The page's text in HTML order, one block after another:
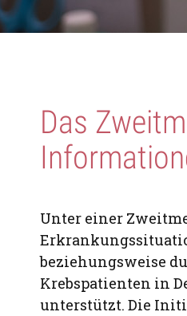
Das
Unter einer
beziehungsweise
Krebspatienten in
unterstützt. Die